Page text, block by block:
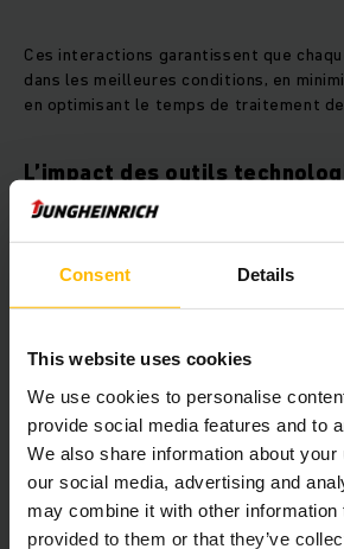
Consent Details
This website uses cookies
We use cookies to personalise
provide social media features and to
We also share information about
our social media, advertising and
may combine it with other information
provided to them or that they’ve
Ces interactions garantissent que
dans les meilleures conditions, en
en optimisant le temps de traitement
L’impact des outils
gestion des équipes
Les solutions numériques et
gestion des entrepôts en facilitant la
de réduire le temps nécessaire à la
Les logiciels de gestion
permettent de suivre en temps
d’optimiser leur répartition dans
à ces outils, les managers peuvent
tâches et anticiper les besoins en